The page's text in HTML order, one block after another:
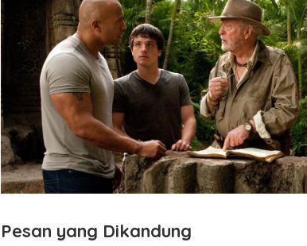
Pesan yang Dikandung